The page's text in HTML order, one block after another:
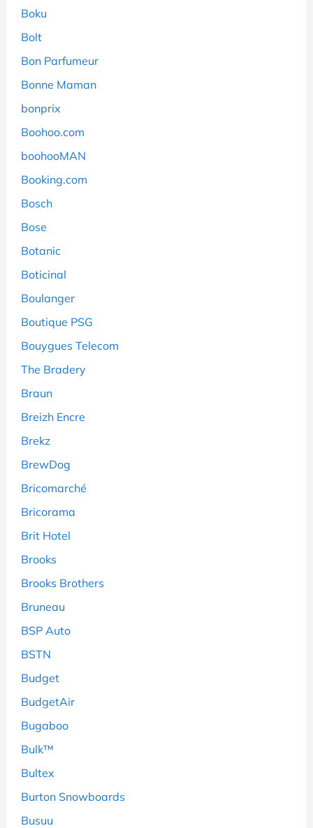
Boku
Bolt
Bon Parfumeur
Bonne Maman
bonprix
Boohoo.com
boohooMAN
Booking.com
Bosch
Bose
Botanic
Boticinal
Boulanger
Boutique PSG
Bouygues Telecom
The Bradery
Braun
Breizh Encre
Brekz
BrewDog
Bricomarché
Bricorama
Brit Hotel
Brooks
Brooks Brothers
Bruneau
BSP Auto
BSTN
Budget
BudgetAir
Bugaboo
Bulk™
Bultex
Burton Snowboards
Busuu